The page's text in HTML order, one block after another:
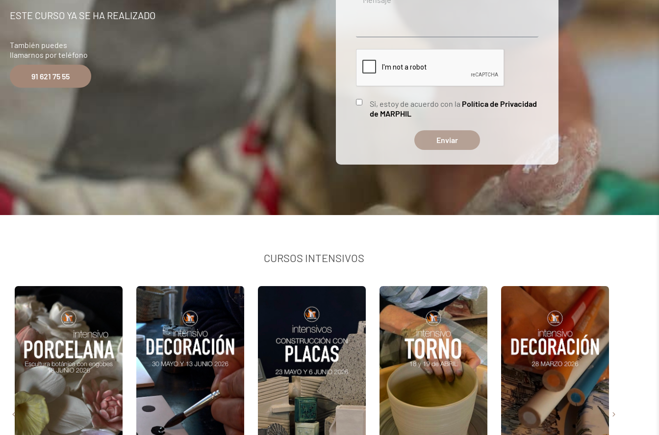
ESTE CURSO YA SE HA REALIZADO
También puedes
llamarnos por teléfono
91 621 75 55
Si, estoy de acuerdo con la Política de Privacidad
de MARPHIL
Enviar
CURSOS INTENSIVOS